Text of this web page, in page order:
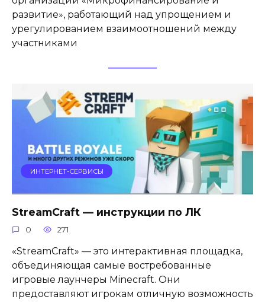
развитие», работающий над упрощением и
урегулированием взаимоотношений между
участниками
ИНТЕРНЕТ-СЕРВИСЫ
StreamCraft — инструкции по ЛК
0 271
«StreamCraft» — это интерактивная площадка,
объединяющая самые востребованные
игровые лаунчеры Minecraft. Они
предоставляют игрокам отличную возможность